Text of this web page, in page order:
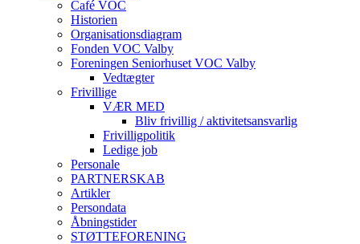
Café VOC
Historien
Organisationsdiagram
Fonden VOC Valby
Foreningen Seniorhuset VOC Valby
Vedtægter
Frivillige
VÆR MED
Bliv frivillig / aktivitetsansvarlig
Frivilligpolitik
Ledige job
Personale
PARTNERSKAB
Artikler
Persondata
Åbningstider
STØTTEFORENING